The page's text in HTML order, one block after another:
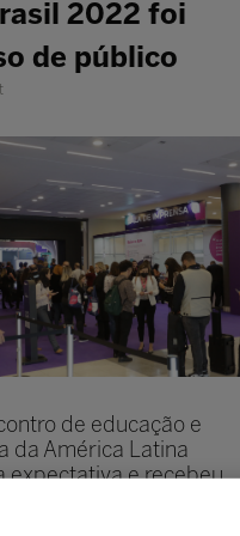
2022 foi
de público
de educação e
da América Latina
expectativa e recebeu
Quem compareceu